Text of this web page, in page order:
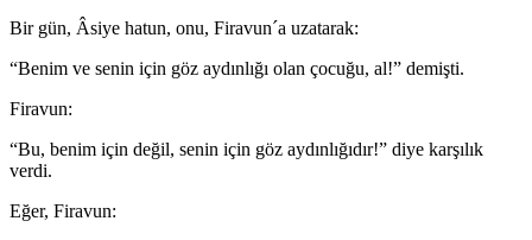
Bir gün, Âsiye hatun, onu, Firavun´a uzatarak:
“Benim ve senin için göz aydınlığı olan çocuğu, al!” demişti.
Firavun:
“Bu, benim için değil, senin için göz aydınlığıdır!” diye karşılık
verdi.
Eğer, Firavun: